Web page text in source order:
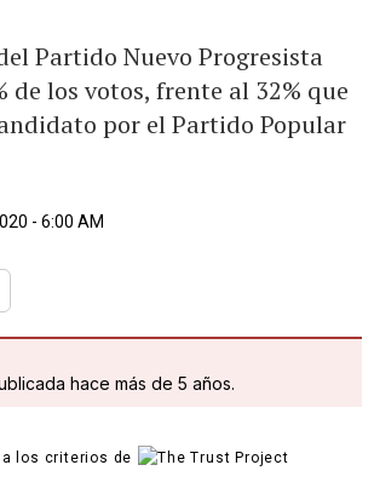
Partido Nuevo Progresista
de los votos, frente al 32% que
por el Partido Popular
- 6:00 AM
hace más de 5 años.
a los criterios de